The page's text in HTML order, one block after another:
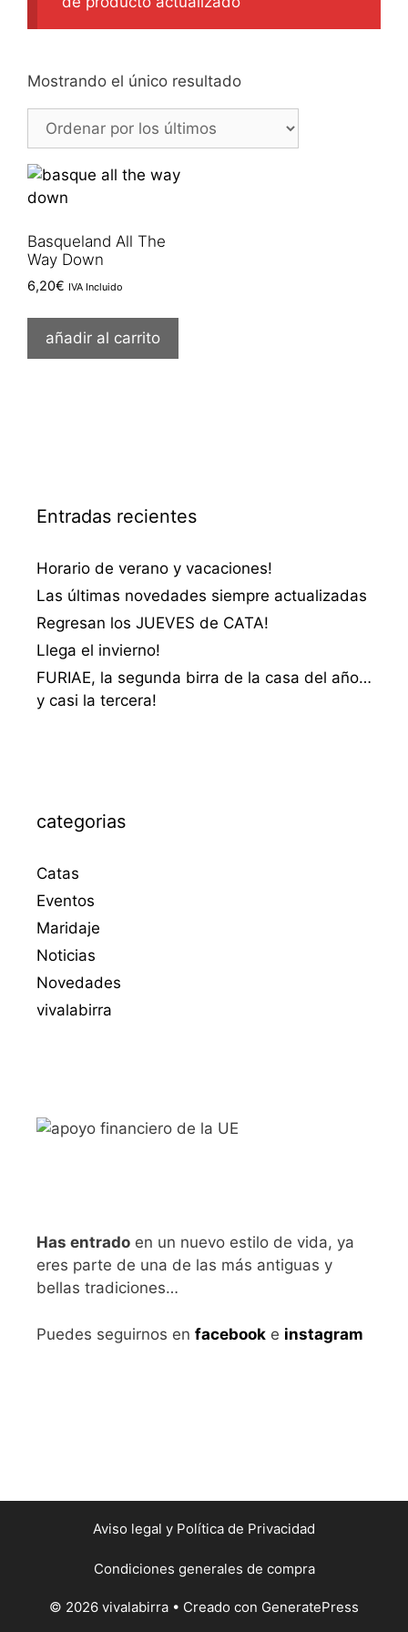
Mostrando el único resultado
Basqueland All The
Way Down
6,20€ IVA Incluido
añadir al carrito
Entradas recientes
Horario de verano y vacaciones!
Las últimas novedades siempre actualizadas
Regresan los JUEVES de CATA!
Llega el invierno!
FURIAE, la segunda birra de la casa del año…
y casi la tercera!
categorias
Catas
Eventos
Maridaje
Noticias
Novedades
vivalabirra
Has entrado en un nuevo estilo de vida, ya
eres parte de una de las más antiguas y
bellas tradiciones…
Puedes seguirnos en facebook e instagram
Aviso legal y Política de Privacidad
Condiciones generales de compra
© 2026 vivalabirra • Creado con GeneratePress